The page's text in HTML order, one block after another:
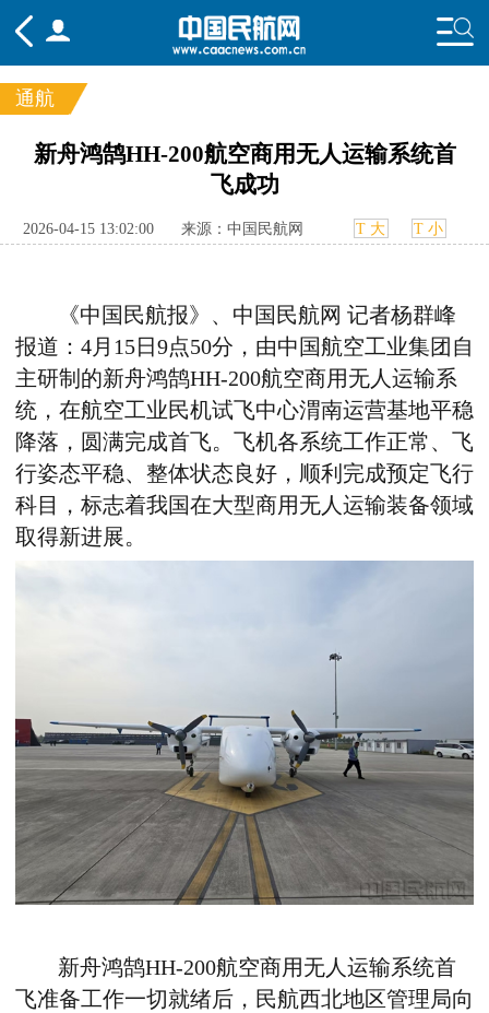
频道
国内
航图 智库 专题 舆情
通航
新舟鸿鹄HH-200航空商用无人运输系统首
飞成功
2026-04-15 13:02:00 来源：中国民航网 T 大 T 小
《中国民航报》、中国民航网 记者杨群峰
报道： 4月 15日 9点50分 ， 由中国航空工业集团自
主研制的新舟鸿鹄HH-200航空商用无人运输系
统 ， 在航空工业民机试飞中心渭南运营基地平稳
降落，圆满完成首飞。飞机各系统工作正常、飞
行姿态平稳、整体状态良好，顺利完成预定飞行
科目，标志着我国在大型商用无人运输装备领域
取得新进展。
新舟鸿鹄HH-200航空商用无人运输系统首
飞准备工作一切就绪后，民航西北地区管理局向